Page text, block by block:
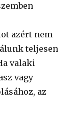
azért nem
teljesen
valaki
vagy
az